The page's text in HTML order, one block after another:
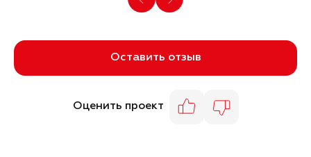
Оставить отзыв
Оценить проект